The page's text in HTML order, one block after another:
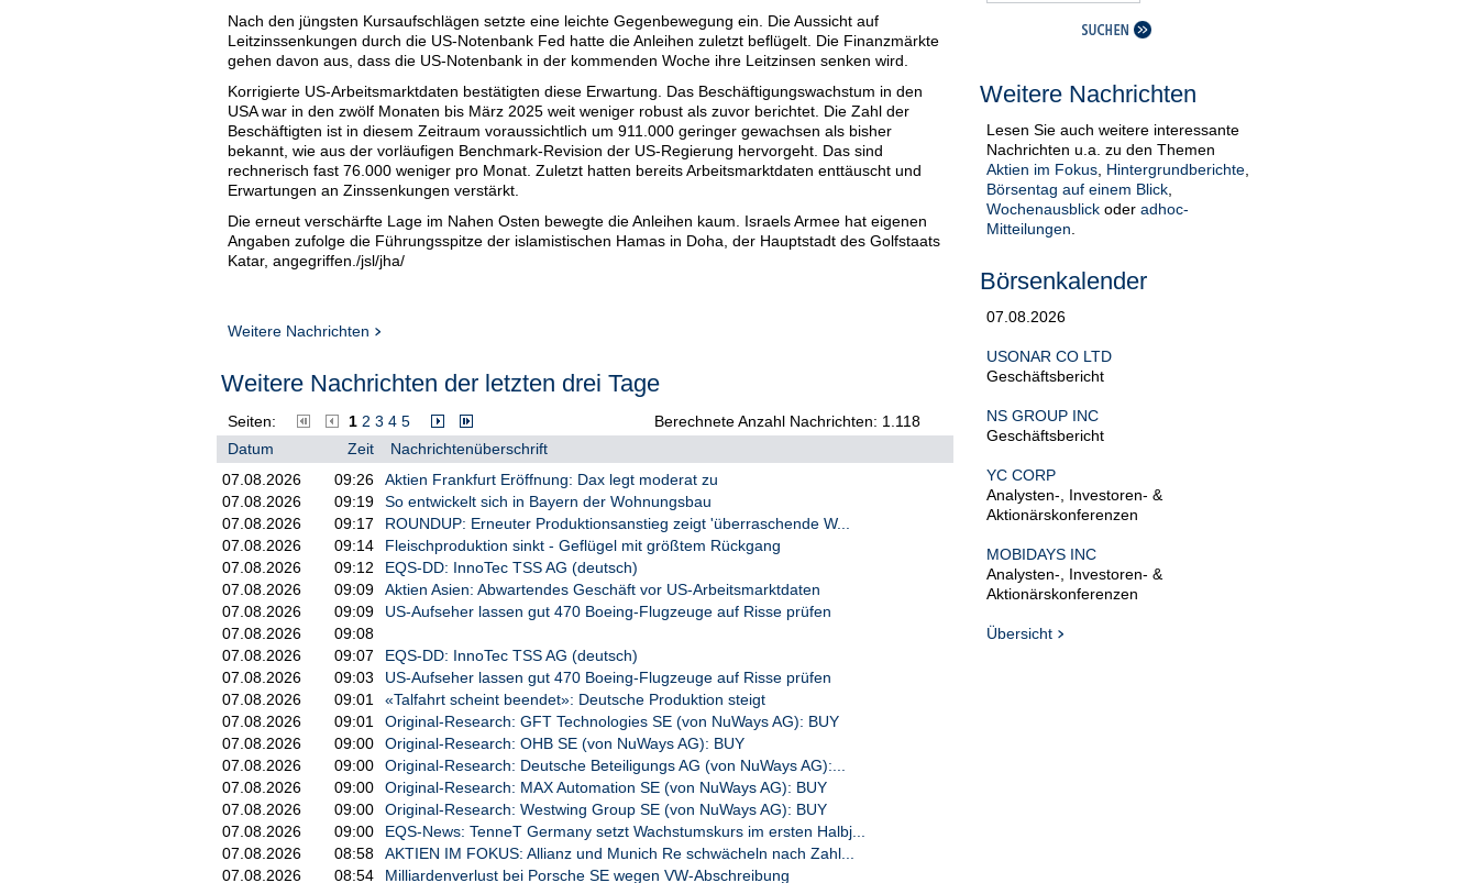
Nach den jüngsten Kursaufschlägen setzte eine leichte Gegenbewegung ein. Die Aussicht auf
Leitzinssenkungen durch die US-Notenbank Fed hatte die Anleihen zuletzt beflügelt. Die Finanzmärkte
gehen davon aus, dass die US-Notenbank in der kommenden Woche ihre Leitzinsen senken wird.
Korrigierte US-Arbeitsmarktdaten bestätigten diese Erwartung. Das Beschäftigungswachstum in den
USA war in den zwölf Monaten bis März 2025 weit weniger robust als zuvor berichtet. Die Zahl der
Beschäftigten ist in diesem Zeitraum voraussichtlich um 911.000 geringer gewachsen als bisher
bekannt, wie aus der vorläufigen Benchmark-Revision der US-Regierung hervorgeht. Das sind
rechnerisch fast 76.000 weniger pro Monat. Zuletzt hatten bereits Arbeitsmarktdaten enttäuscht und
Erwartungen an Zinssenkungen verstärkt.
Die erneut verschärfte Lage im Nahen Osten bewegte die Anleihen kaum. Israels Armee hat eigenen
Angaben zufolge die Führungsspitze der islamistischen Hamas in Doha, der Hauptstadt des Golfstaats
Katar, angegriffen./jsl/jha/
Weitere Nachrichten
Weitere Nachrichten der letzten drei Tage
Seiten: 1 2 3 4 5
Berechnete Anzahl Nachrichten: 1.118
Datum
Zeit
Nachrichtenüberschrift
07.08.2026
09:26
Aktien Frankfurt Eröffnung: Dax legt moderat zu
07.08.2026
09:19
So entwickelt sich in Bayern der Wohnungsbau
07.08.2026
09:17
ROUNDUP: Erneuter Produktionsanstieg zeigt 'überraschende W...
07.08.2026
09:14
Fleischproduktion sinkt - Geflügel mit größtem Rückgang
07.08.2026
09:12
EQS-DD: InnoTec TSS AG (deutsch)
07.08.2026
09:09
Aktien Asien: Abwartendes Geschäft vor US-Arbeitsmarktdaten
07.08.2026
09:09
US-Aufseher lassen gut 470 Boeing-Flugzeuge auf Risse prüfen
07.08.2026
09:08
07.08.2026
09:07
EQS-DD: InnoTec TSS AG (deutsch)
07.08.2026
09:03
US-Aufseher lassen gut 470 Boeing-Flugzeuge auf Risse prüfen
07.08.2026
09:01
«Talfahrt scheint beendet»: Deutsche Produktion steigt
07.08.2026
09:01
Original-Research: GFT Technologies SE (von NuWays AG): BUY
07.08.2026
09:00
Original-Research: OHB SE (von NuWays AG): BUY
07.08.2026
09:00
Original-Research: Deutsche Beteiligungs AG (von NuWays AG):...
07.08.2026
09:00
Original-Research: MAX Automation SE (von NuWays AG): BUY
07.08.2026
09:00
Original-Research: Westwing Group SE (von NuWays AG): BUY
07.08.2026
09:00
EQS-News: TenneT Germany setzt Wachstumskurs im ersten Halbj...
07.08.2026
08:58
AKTIEN IM FOKUS: Allianz und Munich Re schwächeln nach Zahl...
07.08.2026
08:54
Milliardenverlust bei Porsche SE wegen VW-Abschreibung
Weitere Nachrichten
Lesen Sie auch weitere interessante
Nachrichten u.a. zu den Themen
Aktien im Fokus Hintergrundberichte
Börsentag auf einem Blick
Wochenausblick oder adhoc-
Mitteilungen
Börsenkalender
07.08.2026
USONAR CO LTD
Geschäftsbericht
NS GROUP INC
Geschäftsbericht
YC CORP
Analysten-, Investoren- &
Aktionärskonferenzen
MOBIDAYS INC
Analysten-, Investoren- &
Aktionärskonferenzen
Übersicht